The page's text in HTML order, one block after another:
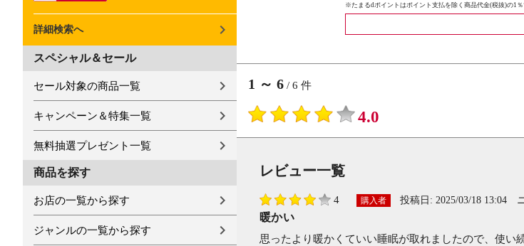
詳細検索へ
スペシャル＆セール
セール対象の商品一覧
キャンペーン＆特集一覧
無料抽選プレゼント一覧
商品を探す
お店の一覧から探す
ジャンルの一覧から探す
※たまるdポイントはポイント支払を除く商品代金(税抜)の1％
1 ～ 6 / 6 件
4.0
レビュー一覧
4 購入者 投稿日: 2025/03/18 13:04
暖かい
思ったより暖かくていい睡眠が取れましたので、使い